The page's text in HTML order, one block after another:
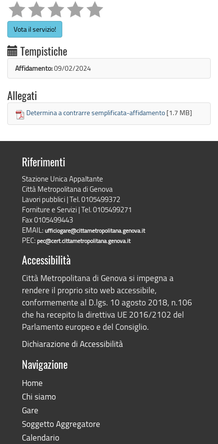
Vota il servizio!
Tempistiche
Affidamento:09/02/2024
Allegati
Determina a contrarre semplificata-affidamento [1.7 MB]
Riferimenti
Stazione Unica Appaltante
Città Metropolitana di Genova
Lavori pubblici | Tel. 0105499372
Forniture e Servizi | Tel. 0105499271
Fax 0105499443
EMAIL:ufficiogare@cittametropolitana.genova.it
PEC:pec@cert.cittametropolitana.genova.it
Accessibilità
Città Metropolitana di Genova si impegna a
rendere il proprio sito web accessibile,
conformemente al D.lgs. 10 agosto 2018, n.106
che ha recepito la direttiva UE 2016/2102 del
Parlamento europeo e del Consiglio.
Dichiarazione di Accessibilità
Navigazione
Home
Chi siamo
Gare
Soggetto Aggregatore
Calendario